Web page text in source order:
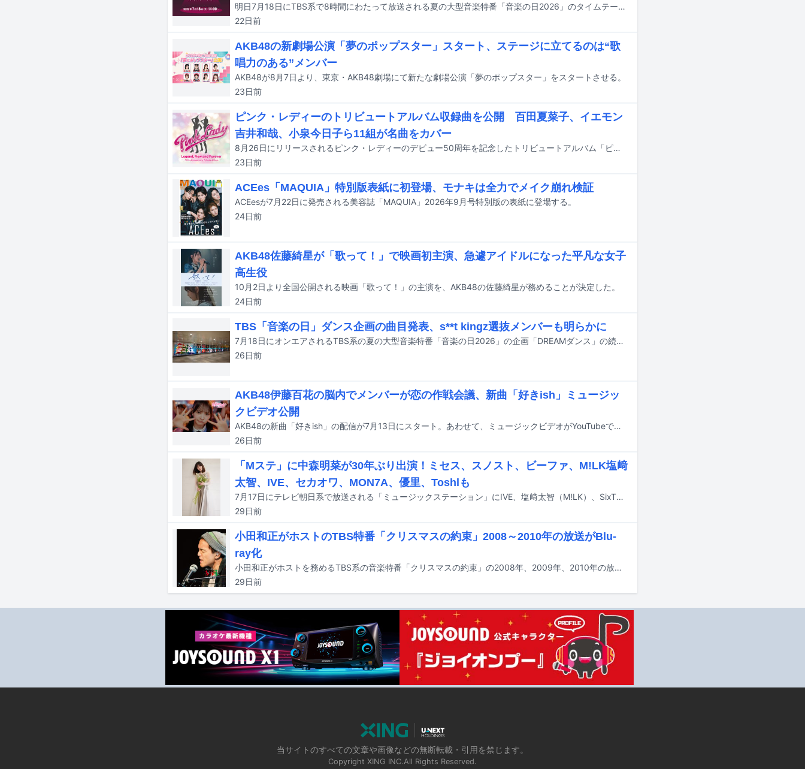
明日7月18日にTBS系で8時間にわたって放送される夏の大型音楽特番「音楽の日2026」のタイムテーブルが発表された。
22日前
AKB48の新劇場公演「夢のポップスター」スタート、ステージに立てるのは“歌
唱力のある”メンバー
AKB48が8月7日より、東京・AKB48劇場にて新たな劇場公演「夢のポップスター」をスタートさせる。
23日前
ピンク・レディーのトリビュートアルバム収録曲を公開 百田夏菜子、イエモン
吉井和哉、小泉今日子ら11組が名曲をカバー
8月26日にリリースされるピンク・レディーのデビュー50周年を記念したトリビュートアルバム「ピンク・レディー伝説 Now and Forever -50th Anniversary Tribute Album-」の収録曲が明らかになった。
23日前
ACEes「MAQUIA」特別版表紙に初登場、モナキは全力でメイク崩れ検証
ACEesが7月22日に発売される美容誌「MAQUIA」2026年9月号特別版の表紙に登場する。
24日前
AKB48佐藤綺星が「歌って！」で映画初主演、急遽アイドルになった平凡な女子
高生役
10月2日より全国公開される映画「歌って！」の主演を、AKB48の佐藤綺星が務めることが決定した。
24日前
TBS「音楽の日」ダンス企画の曲目発表、s**t kingz選抜メンバーも明らかに
7月18日にオンエアされるTBS系の夏の大型音楽特番「音楽の日2026」の企画「DREAMダンス」の続報が明らかに。番組の出演アーティスト第4弾やそのほかの企画詳細も発表された。
26日前
AKB48伊藤百花の脳内でメンバーが恋の作戦会議、新曲「好きish」ミュージッ
クビデオ公開
AKB48の新曲「好きish」の配信が7月13日にスタート。あわせて、ミュージックビデオがYouTubeで公開された。
26日前
「Mステ」に中森明菜が30年ぶり出演！ミセス、スノスト、ビーファ、M!LK塩﨑
太智、IVE、セカオワ、MON7A、優里、Toshlも
7月17日にテレビ朝日系で放送される「ミュージックステーション」にIVE、塩﨑太智（M!LK）、SixTONES、Snow Man、SEKAI NO OWARI、Toshl、中森明菜、BE:FIRST、Mrs. GREEN APPLE、MON7A、優里が出演する。
29日前
小田和正がホストのTBS特番「クリスマスの約束」2008～2010年の放送がBlu-
ray化
小田和正がホストを務めるTBS系の音楽特番「クリスマスの約束」の2008年、2009年、2010年の放送回を収録したBlu-rayがそれぞれ8月26日に発売される。
29日前
当サイトのすべての文章や画像などの無断転載・引用を禁じます。
Copyright XING INC.All Rights Reserved.